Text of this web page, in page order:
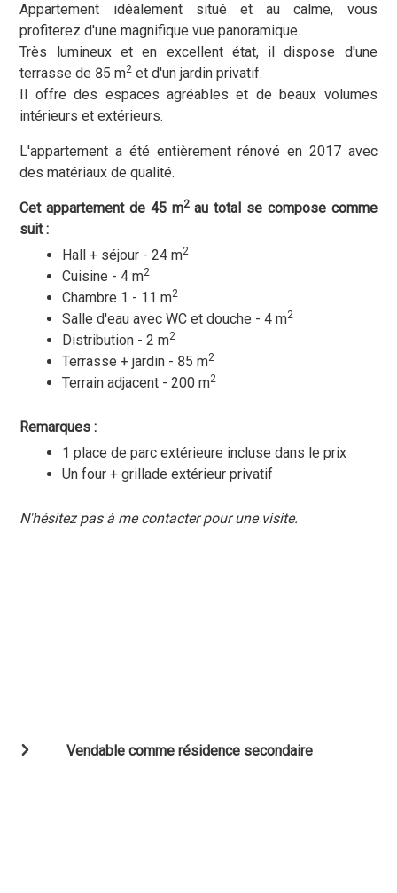
Appartement idéalement situé et au calme, vous
profiterez d'une magnifique vue panoramique.
Très lumineux et en excellent état, il dispose d'une
terrasse de 85 m2 et d'un jardin privatif.
Il offre des espaces agréables et de beaux volumes
intérieurs et extérieurs.
L'appartement a été entièrement rénové en 2017 avec
des matériaux de qualité.
Cet appartement de 45 m2 au total se compose comme
suit :
Hall + séjour - 24 m2
Cuisine - 4 m2
Chambre 1 - 11 m2
Salle d'eau avec WC et douche - 4 m2
Distribution - 2 m2
Terrasse + jardin - 85 m2
Terrain adjacent - 200 m2
Remarques :
1 place de parc extérieure incluse dans le prix
Un four + grillade extérieur privatif
N'hésitez pas à me contacter pour une visite.
Vendable comme résidence secondaire